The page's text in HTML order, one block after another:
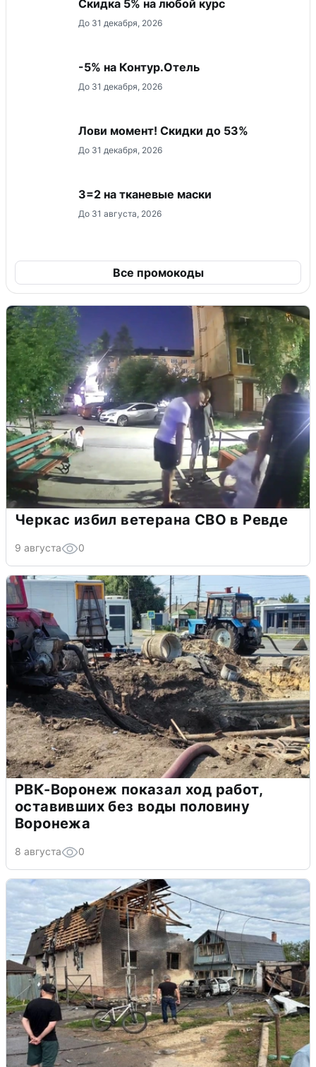
Скидка 5% на любой курс
До 31 декабря, 2026
-5% на Контур.Отель
До 31 декабря, 2026
Лови момент! Скидки до 53%
До 31 декабря, 2026
3=2 на тканевые маски
До 31 августа, 2026
Все промокоды
Черкас избил ветерана СВО в Ревде
9 августа 0
РВК-Воронеж показал ход работ,
оставивших без воды половину
Воронежа
8 августа 0